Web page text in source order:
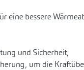
eine bessere
und Sicherheit,
um die